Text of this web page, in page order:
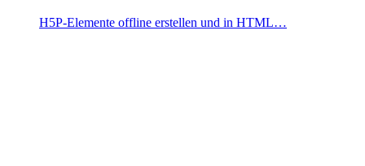
H5P-Elemente offline erstellen und in HTML…